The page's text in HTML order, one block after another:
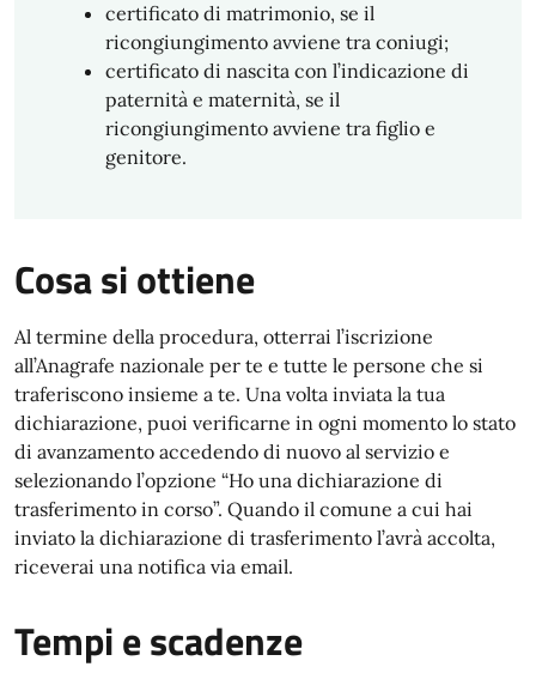
certificato di matrimonio, se il
ricongiungimento avviene tra coniugi;
certificato di nascita con l’indicazione di
paternità e maternità, se il
ricongiungimento avviene tra figlio e
genitore.
Cosa si ottiene
Al termine della procedura, otterrai l’iscrizione
all’Anagrafe nazionale per te e tutte le persone che si
traferiscono insieme a te. Una volta inviata la tua
dichiarazione, puoi verificarne in ogni momento lo stato
di avanzamento accedendo di nuovo al servizio e
selezionando l’opzione “Ho una dichiarazione di
trasferimento in corso”. Quando il comune a cui hai
inviato la dichiarazione di trasferimento l’avrà accolta,
riceverai una notifica via email.
Tempi e scadenze